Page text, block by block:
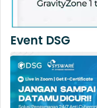
Event DSG